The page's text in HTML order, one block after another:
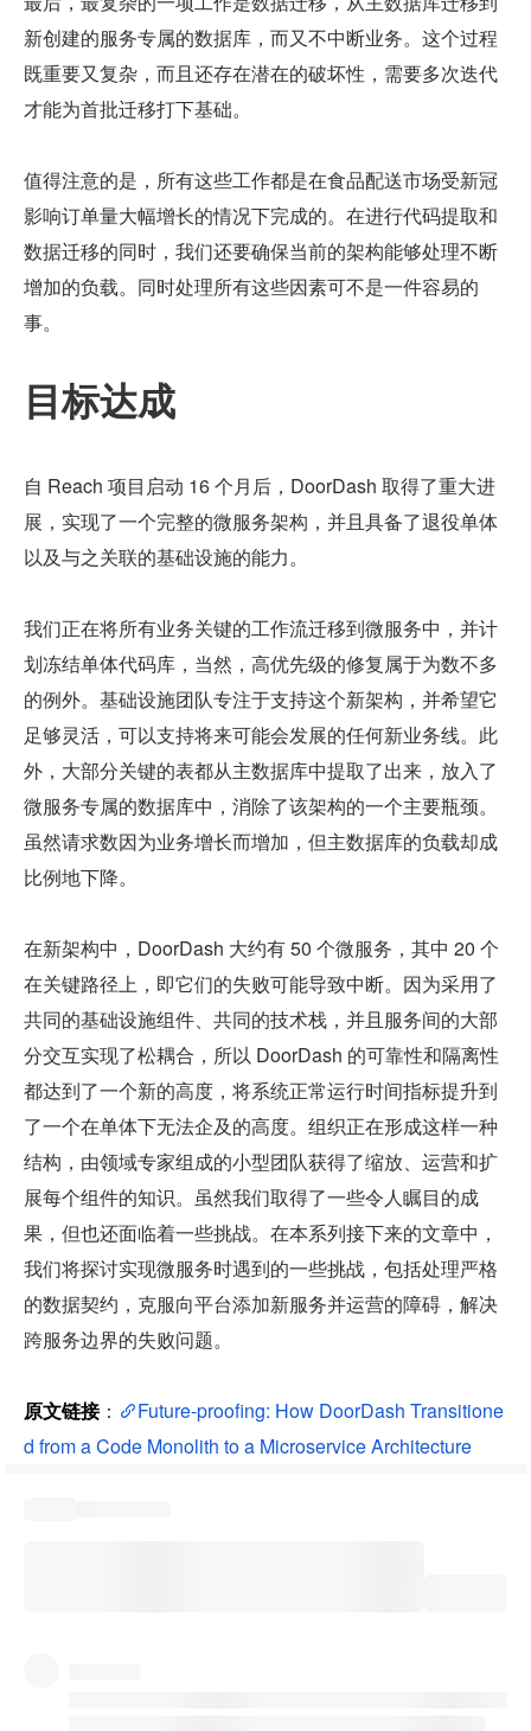
新创建的服务专属的数据库，而又不中断业务。这个过程
既重要又复杂，而且还存在潜在的破坏性，需要多次迭代
才能为首批迁移打下基础。
值得注意的是，所有这些工作都是在食品配送市场受新冠
影响订单量大幅增长的情况下完成的。在进行代码提取和
数据迁移的同时，我们还要确保当前的架构能够处理不断
增加的负载。同时处理所有这些因素可不是一件容易的
事。
目标达成
自 Reach 项目启动 16 个月后，DoorDash 取得了重大进
展，实现了一个完整的微服务架构，并且具备了退役单体
以及与之关联的基础设施的能力。
我们正在将所有业务关键的工作流迁移到微服务中，并计
划冻结单体代码库，当然，高优先级的修复属于为数不多
的例外。基础设施团队专注于支持这个新架构，并希望它
足够灵活，可以支持将来可能会发展的任何新业务线。此
外，大部分关键的表都从主数据库中提取了出来，放入了
微服务专属的数据库中，消除了该架构的一个主要瓶颈。
虽然请求数因为业务增长而增加，但主数据库的负载却成
比例地下降。
在新架构中，DoorDash 大约有 50 个微服务，其中 20 个
在关键路径上，即它们的失败可能导致中断。因为采用了
共同的基础设施组件、共同的技术栈，并且服务间的大部
分交互实现了松耦合，所以 DoorDash 的可靠性和隔离性
都达到了一个新的高度，将系统正常运行时间指标提升到
了一个在单体下无法企及的高度。组织正在形成这样一种
结构，由领域专家组成的小型团队获得了缩放、运营和扩
展每个组件的知识。虽然我们取得了一些令人瞩目的成
果，但也还面临着一些挑战。在本系列接下来的文章中，
我们将探讨实现微服务时遇到的一些挑战，包括处理严格
的数据契约，克服向平台添加新服务并运营的障碍，解决
跨服务边界的失败问题。
原文链接：
Future-proofing: How DoorDash Transitione
d from a Code Monolith to a Microservice Architecture